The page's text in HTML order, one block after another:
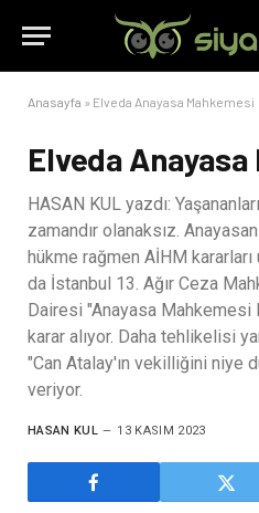
Anasayfa » Elveda Anayasa Mahkemesi
Elveda
HASAN KUL yazdı:
zamandır olanaksız.
hükme rağmen AİHM kararları
da İstanbul 13. Ağır Ceza
Dairesi "Anayasa Mahkemesi
karar alıyor. Daha tehlikelisi
"Can Atalay'ın vekilliğini niye
veriyor.
HASAN KUL 13 KASIM 2023